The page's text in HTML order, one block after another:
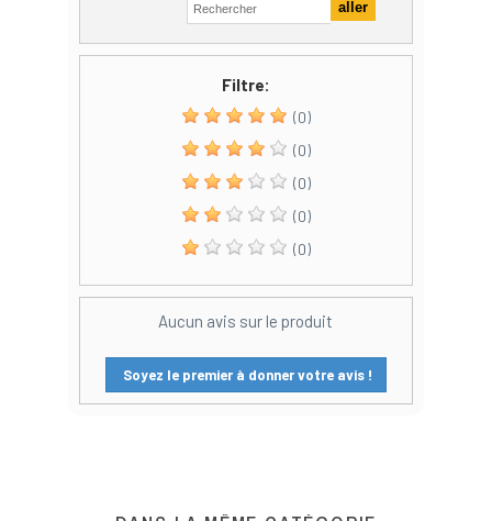
Filtre:
(0)
(0)
(0)
(0)
(0)
Aucun avis sur le produit
Soyez le premier à donner votre avis !